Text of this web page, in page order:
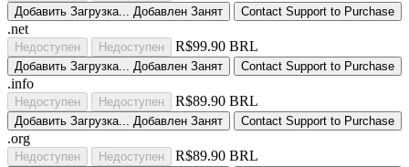
Добавить Загрузка... Добавлен Занят Contact Support to Purchase
.net
Недоступен Недоступен R$99.90 BRL
Добавить Загрузка... Добавлен Занят Contact Support to Purchase
.info
Недоступен Недоступен R$89.90 BRL
Добавить Загрузка... Добавлен Занят Contact Support to Purchase
.org
Недоступен Недоступен R$89.90 BRL